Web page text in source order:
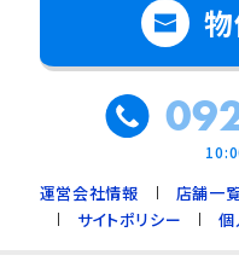
運営会社情報 店舗一
サイトポリシー
個